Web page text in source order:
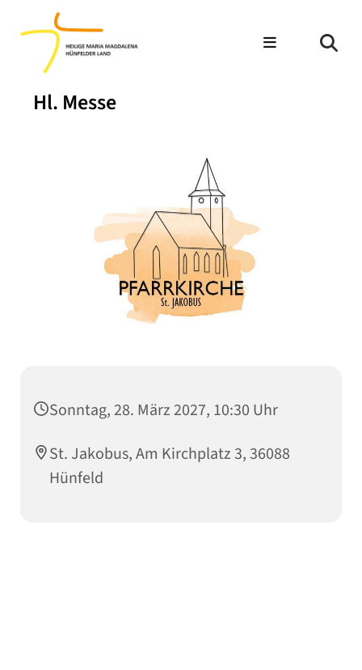
Hl. Messe
Sonntag, 28. März 2027, 10:30 Uhr
St. Jakobus, Am Kirchplatz 3, 36088
Hünfeld